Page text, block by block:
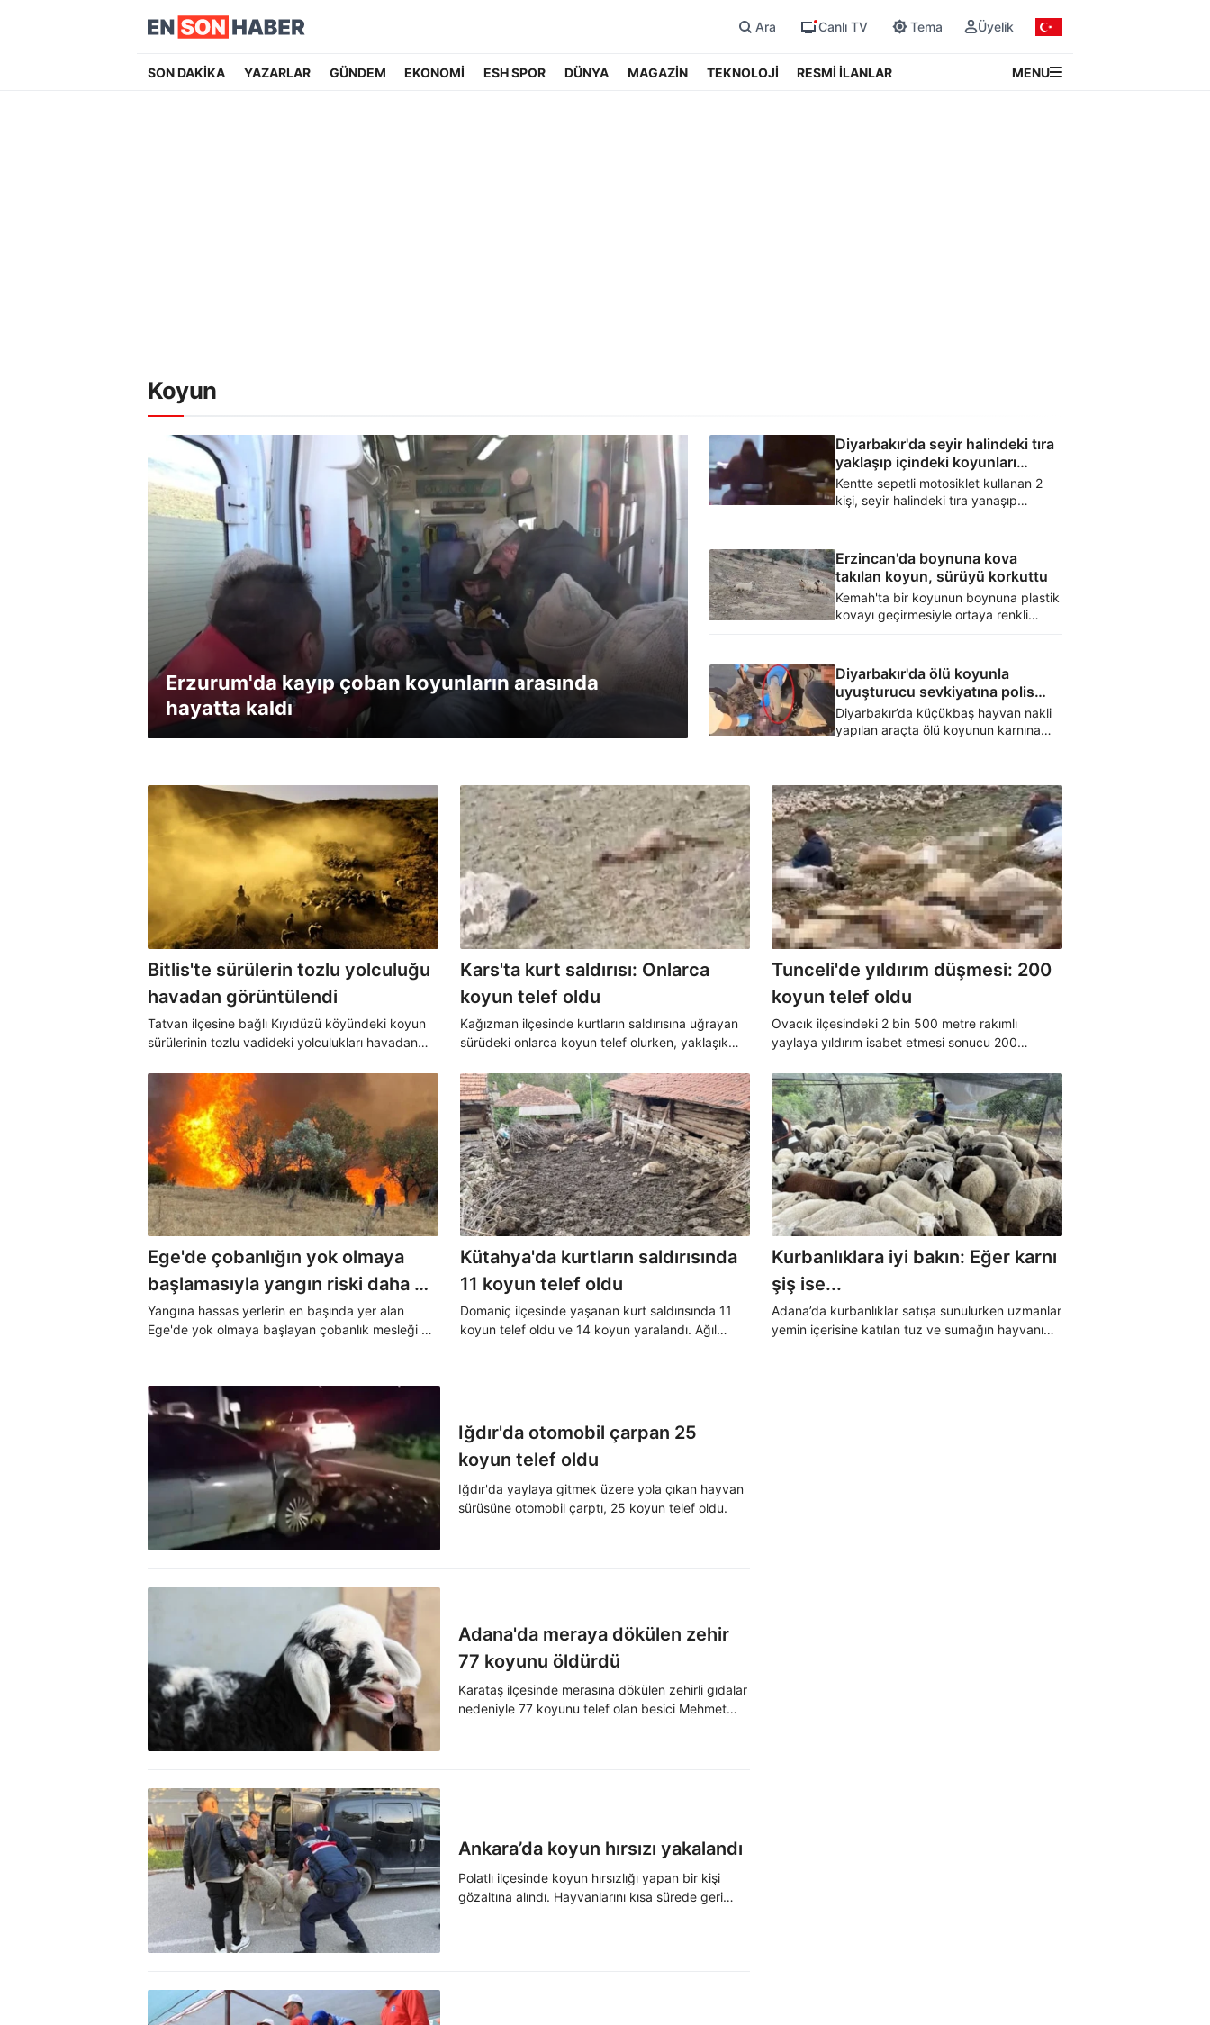
Ara Canlı TV Tema Üyelik
SON DAKİKA YAZARLAR GÜNDEM EKONOMİ ESH SPOR DÜNYA MAGAZİN TEKNOLOJİ RESMİ İLANLAR MENU
Koyun
Erzurum'da kayıp çoban koyunların arasında
hayatta kaldı
Diyarbakır'da seyir halindeki tıra
yaklaşıp içindeki koyunları
çaldılar
Kentte sepetli motosiklet kullanan 2
kişi, seyir halindeki tıra yanaşıp
Erzincan'da boynuna kova
takılan koyun, sürüyü korkuttu
Kemah'ta bir koyunun boynuna plastik
kovayı geçirmesiyle ortaya renkli
Diyarbakır'da ölü koyunla
uyuşturucu sevkiyatına polis
baskını
Diyarbakır’da küçükbaş hayvan nakli
yapılan araçta ölü koyunun karnına
Bitlis'te sürülerin tozlu yolculuğu
havadan görüntülendi
Tatvan ilçesine bağlı Kıyıdüzü köyündeki koyun
sürülerinin tozlu vadideki yolculukları havadan
izleyenlere görsel şölen yaşattı.
Kars'ta kurt saldırısı: Onlarca
koyun telef oldu
Kağızman ilçesinde kurtların saldırısına uğrayan
sürüdeki onlarca koyun telef olurken, yaklaşık
Tunceli'de yıldırım düşmesi: 200
koyun telef oldu
Ovacık ilçesindeki 2 bin 500 metre rakımlı
yaylaya yıldırım isabet etmesi sonucu 200
Ege'de çobanlığın yok olmaya
başlamasıyla yangın riski daha da
artıyor
Yangına hassas yerlerin en başında yer alan
Ege'de yok olmaya başlayan çobanlık mesleği ve
oluyor.
Kütahya'da kurtların saldırısında
11 koyun telef oldu
Domaniç ilçesinde yaşanan kurt saldırısında 11
koyun telef oldu ve 14 koyun yaralandı. Ağıl
Kurbanlıklara iyi bakın: Eğer karnı
şiş ise...
Adana’da kurbanlıklar satışa sunulurken uzmanlar
yemin içerisine katılan tuz ve sumağın hayvanı
Iğdır'da otomobil çarpan 25
koyun telef oldu
Iğdır'da yaylaya gitmek üzere yola çıkan hayvan
sürüsüne otomobil çarptı, 25 koyun telef oldu.
Adana'da meraya dökülen zehir
77 koyunu öldürdü
Karataş ilçesinde merasına dökülen zehirli gıdalar
nedeniyle 77 koyunu telef olan besici Mehmet
Ankara’da koyun hırsızı yakalandı
Polatlı ilçesinde koyun hırsızlığı yapan bir kişi
gözaltına alındı. Hayvanlarını kısa sürede geri